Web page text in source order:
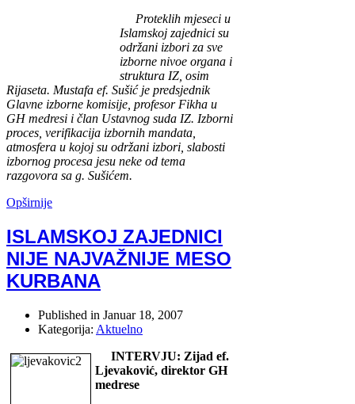
Proteklih mjeseci u
Islamskoj zajednici su
održani izbori za sve
izborne nivoe organa i
struktura IZ, osim
Rijaseta. Mustafa ef. Sušić je predsjednik
Glavne izborne komisije, profesor Fikha u
GH medresi i član Ustavnog suda IZ. Izborni
proces, verifikacija izbornih mandata,
atmosfera u kojoj su održani izbori, slabosti
izbornog procesa jesu neke od tema
razgovora sa g. Sušićem.
Opširnije
ISLAMSKOJ ZAJEDNICI
NIJE NAJVAŽNIJE MESO
KURBANA
Published in Januar 18, 2007
Kategorija: Aktuelno
INTERVJU: Zijad ef.
Ljevaković, direktor GH
medrese